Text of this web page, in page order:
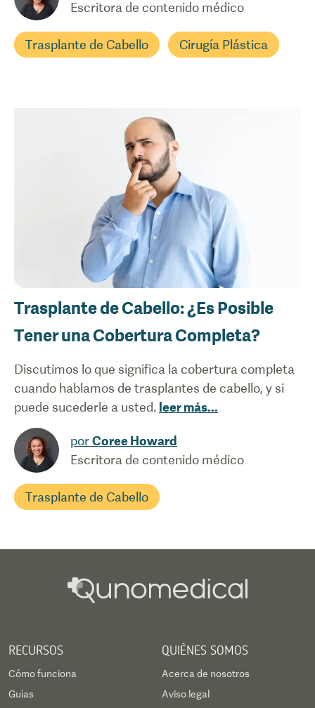
Escritora de contenido médico
Trasplante de Cabello Cirugía Plástica
Trasplante de Cabello: ¿Es Posible
Tener una Cobertura Completa?
Discutimos lo que significa la cobertura completa
cuando hablamos de trasplantes de cabello, y si
puede sucederle a usted. leer más...
porCoree Howard
Escritora de contenido médico
Trasplante de Cabello
RECURSOS
Cómo funciona
Guías
QUIÉNES SOMOS
Acerca de nosotros
Aviso legal